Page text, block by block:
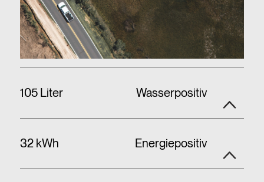
105 Liter Wasserpositiv
32 kWh Energiepositiv